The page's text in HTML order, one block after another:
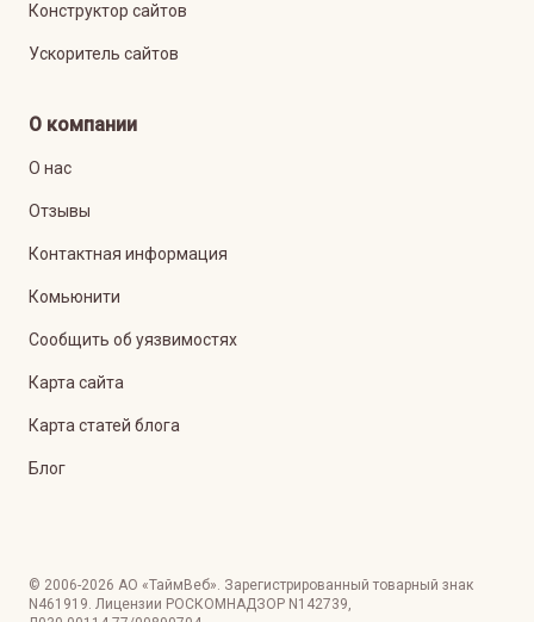
Конструктор сайтов
Ускоритель сайтов
О компании
О нас
Отзывы
Контактная информация
Комьюнити
Сообщить об уязвимостях
Карта сайта
Карта статей блога
Блог
© 2006-2026 АО «ТаймВеб». Зарегистрированный товарный знак
N461919. Лицензии РОСКОМНАДЗОР N142739,